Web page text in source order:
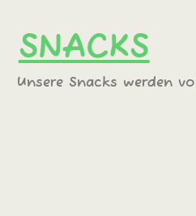
SNACKS
Unsere Snacks werden